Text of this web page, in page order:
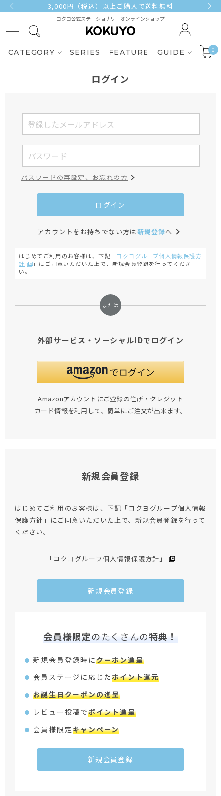
3,000円（税込）以上ご購入で送料無料
コクヨ公式ステーショナリーオンラインショップ
CATEGORY SERIES FEATURE GUIDE 0
ログイン
パスワードの再設定、お忘れの方
ログイン
アカウントをお持ちでない方は新規登録へ
はじめてご利用のお客様は、下記「コクヨグループ個人情報保護方
針
」にご同意いただいた上で、新規会員登録を行ってくださ
い。
外部サービス・ソーシャルIDでログイン
Amazonアカウントにご登録の住所・クレジット
カード情報を利用して、簡単にご注文が出来ます。
新規会員登録
はじめてご利用のお客様は、下記「コクヨグループ個人情報
保護方針」にご同意いただいた上で、新規会員登録を行って
ください。
「コクヨグループ個人情報保護方針」
新規会員登録
会員様限定のたくさんの特典！
新規会員登録時にクーポン進呈
会員ステージに応じたポイント還元
お誕生日クーポンの進呈
レビュー投稿でポイント進呈
会員様限定キャンペーン
新規会員登録